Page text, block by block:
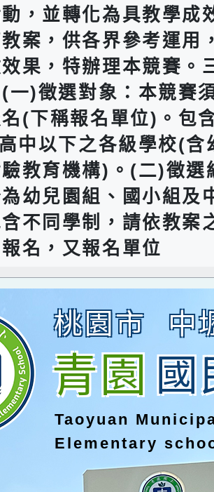
，並轉化為具教學成
案，供各界參考運用
果，特辦理本競賽。
一)徵選對象：本競賽
(下稱報名單位)。包
中以下之各級學校(含
教育機構)。(二)徵選
幼兒園組、國小組及
不同學制，請依教案
名，又報名單位
桃園市 中
青園國
Taoyuan
Elementary